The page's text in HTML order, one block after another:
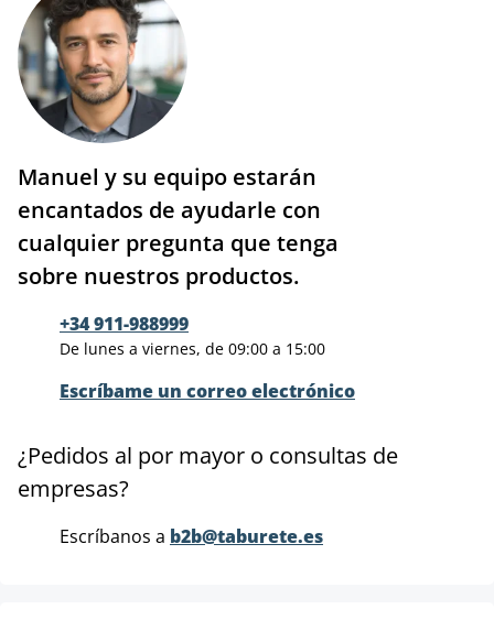
Manuel y su equipo estarán
encantados de ayudarle con
cualquier pregunta que tenga
sobre nuestros productos.
+34 911-988999
De lunes a viernes, de 09:00 a 15:00
Escríbame un correo electrónico
¿Pedidos al por mayor o consultas de
empresas?
Escríbanos a b2b@taburete.es